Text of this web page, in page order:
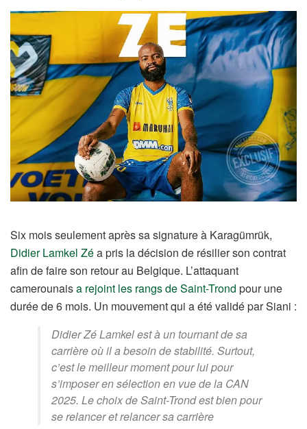
Six mois seulement après sa signature à Karagümrük,
Didier Lamkel Zéa pris la décision de résilier son contrat
afin de faire son retour au Belgique. L’attaquant
camerounaisa rejoint les rangs de Saint-Trond pour une
durée de 6 mois. Un mouvement qui a été validé par Siani :
Didier Zé Lamkel est à un tournant de sa
carrière où il a besoin de stabilité. Surtout,
c’est le meilleur moment pour lui pour
s’imposer en sélection en vue de la CAN
2025. Le choix de Saint-Trond est bien pour
se relancer et relancer sa carrière